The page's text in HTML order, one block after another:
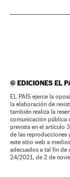
©EDICIONES EL
EL PAÍS ejerce la
la elaboración de
también realiza la
comunicación pública
prevista en el artículo
de las reproducciones
este sitio web a
adecuados a tal fin de
24/2021, de 2 de